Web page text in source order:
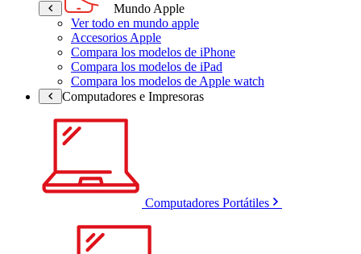
Mundo Apple
Ver todo en mundo apple
Accesorios Apple
Compara los modelos de iPhone
Compara los modelos de iPad
Compara los modelos de Apple watch
Computadores e Impresoras
Computadores Portátiles